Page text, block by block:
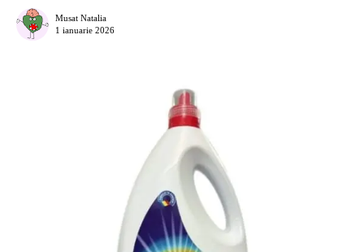
Musat Natalia
1 ianuarie 2026